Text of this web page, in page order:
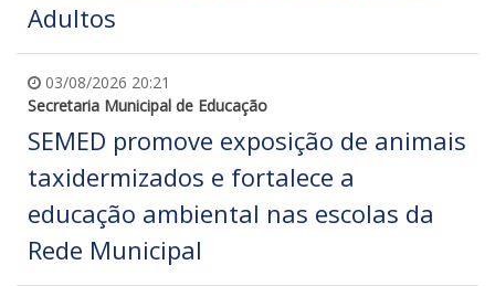
Adultos
03/08/2026 20:21
Secretaria Municipal de Educação
SEMED promove exposição de animais
taxidermizados e fortalece a
educação ambiental nas escolas da
Rede Municipal